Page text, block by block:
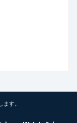
す。